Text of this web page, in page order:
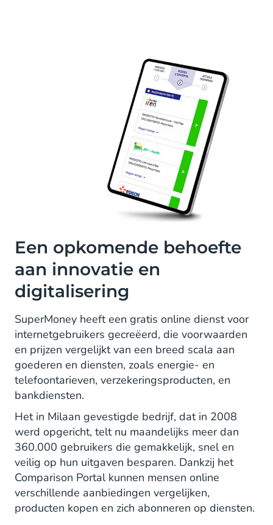
Een opkomende behoefte
aan innovatie en
digitalisering
SuperMoney heeft een gratis online dienst voor
internetgebruikers gecreëerd, die voorwaarden
en prijzen vergelijkt van een breed scala aan
goederen en diensten, zoals energie- en
telefoontarieven, verzekeringsproducten, en
bankdiensten.
Het in Milaan gevestigde bedrijf, dat in 2008
werd opgericht, telt nu maandelijks meer dan
360.000 gebruikers die gemakkelijk, snel en
veilig op hun uitgaven besparen. Dankzij het
Comparison Portal kunnen mensen online
verschillende aanbiedingen vergelijken,
producten kopen en zich abonneren op diensten.